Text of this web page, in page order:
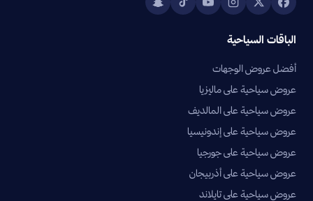
الباقات السياحية
أفضل عروض الوجهات
عروض سياحية على ماليزيا
عروض سياحية على المالديف
عروض سياحية على إندونيسيا
عروض سياحية على جورجيا
عروض سياحية على أذربيجان
عروض سياحية على تايلاند